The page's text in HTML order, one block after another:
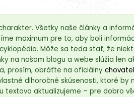
Všetky naše články a
maximum pre to, aby boli
Môže sa teda stať, že
na našom blogu a webe slúžia len
prosím, obráťte na oficiálny
dlhoročné skúsenosti, ktoré by
textovo aktualizujeme – pre dobro